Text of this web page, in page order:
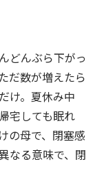
どんぶら下がっ
だ数が増えたら
け。夏休み中
宅しても眠れ
の母で、閉塞感
なる意味で、閉